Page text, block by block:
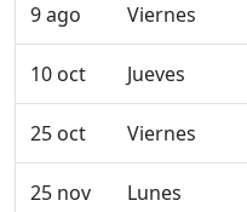
9 ago Viernes
10 oct Jueves
25 oct Viernes
25 nov Lunes